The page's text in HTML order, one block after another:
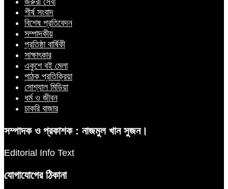
শীর্ষ সংবাদ
বিশেষ প্রতিবেদন
সম্পাদকীয়
প্রতিষ্ঠা বার্ষিকী
সাক্ষাৎকার
একুশে বই মেলা
পাঠক প্রতিক্রিয়া
সোশ্যাল মিডিয়া
ধর্ম ও জীবন
চাকরি বাজার
সম্পাদক ও প্রকাশক : নাজমুল খান সুজন।
Editorial Info Text
যোগাযোগের ঠিকানা